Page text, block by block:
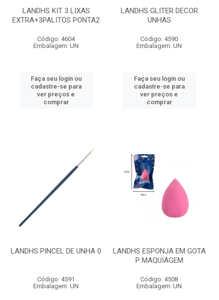
LANDHS KIT 3 LIXAS
EXTRA+3PALITOS PONTA2
Código: 4604
Embalagem: UN
Faça seu login ou
cadastre-se para
ver preços e
comprar
LANDHS GLITER DECOR
UNHAS
Código: 4590
Embalagem: UN
Faça seu login ou
cadastre-se para
ver preços e
comprar
LANDHS PINCEL DE UNHA 0
Código: 4591
Embalagem: UN
LANDHS ESPONJA EM GOTA
P MAQUIAGEM
Código: 4508
Embalagem: UN